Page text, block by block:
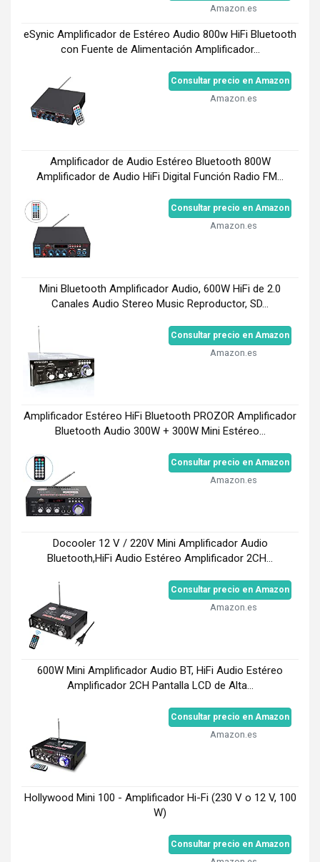
Amazon.es
eSynic Amplificador de Estéreo Audio 800w HiFi Bluetooth
con Fuente de Alimentación Amplificador...
Consultar precio en Amazon
Amazon.es
Amplificador de Audio Estéreo Bluetooth 800W
Amplificador de Audio HiFi Digital Función Radio FM...
Consultar precio en Amazon
Amazon.es
Mini Bluetooth Amplificador Audio, 600W HiFi de 2.0
Canales Audio Stereo Music Reproductor, SD...
Consultar precio en Amazon
Amazon.es
Amplificador Estéreo HiFi Bluetooth PROZOR Amplificador
Bluetooth Audio 300W + 300W Mini Estéreo...
Consultar precio en Amazon
Amazon.es
Docooler 12 V / 220V Mini Amplificador Audio
Bluetooth,HiFi Audio Estéreo Amplificador 2CH...
Consultar precio en Amazon
Amazon.es
600W Mini Amplificador Audio BT, HiFi Audio Estéreo
Amplificador 2CH Pantalla LCD de Alta...
Consultar precio en Amazon
Amazon.es
Hollywood Mini 100 - Amplificador Hi-Fi (230 V o 12 V, 100
W)
Consultar precio en Amazon